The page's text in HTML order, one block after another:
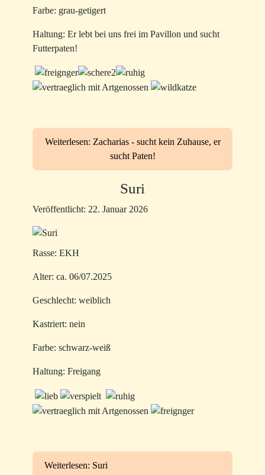
Farbe: grau-getigert
Haltung: Er lebt bei uns frei im Pavillon und sucht
Futterpaten!
Weiterlesen: Zacharias - sucht kein Zuhause, er
sucht Paten!
Suri
Veröffentlicht: 22. Januar 2026
Rasse: EKH
Alter: ca. 06/07.2025
Geschlecht: weiblich
Kastriert: nein
Farbe: schwarz-weiß
Haltung: Freigang
Weiterlesen: Suri